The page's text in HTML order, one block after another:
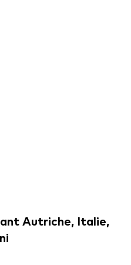
Autriche, Italie,